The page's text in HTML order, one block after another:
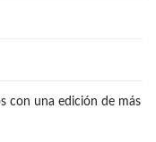
con una edición de más